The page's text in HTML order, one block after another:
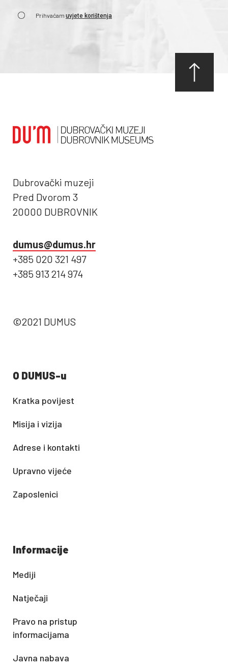
Prihvaćam uvjete korištenja
Dubrovački muzeji
Pred Dvorom 3
20000 DUBROVNIK
dumus@dumus.hr
+385 020 321 497
+385 913 214 974
©2021 DUMUS
O DUMUS-u
Kratka povijest
Misija i vizija
Adrese i kontakti
Upravno vijeće
Zaposlenici
Informacije
Mediji
Natječaji
Pravo na pristup
informacijama
Javna nabava